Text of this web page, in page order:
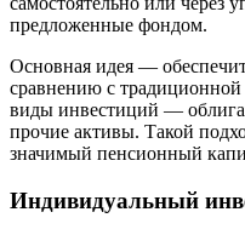
предложенные фондом.
Основная идея —
сравнению с
виды инвестиций —
прочие активы. Такой
значимый пенсионный
Индивидуальный